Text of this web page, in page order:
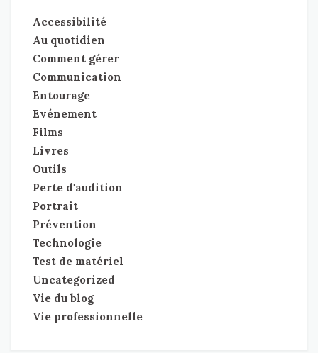
Accessibilité
Au quotidien
Comment gérer
Communication
Entourage
Evénement
Films
Livres
Outils
Perte d'audition
Portrait
Prévention
Technologie
Test de matériel
Uncategorized
Vie du blog
Vie professionnelle